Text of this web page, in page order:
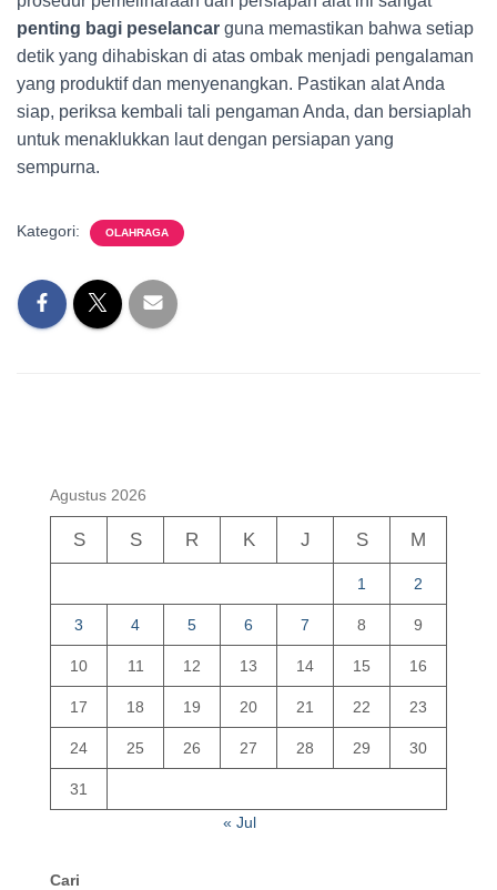
penting bagi peselancar guna memastikan bahwa setiap
detik yang dihabiskan di atas ombak menjadi pengalaman
yang produktif dan menyenangkan. Pastikan alat Anda
siap, periksa kembali tali pengaman Anda, dan bersiaplah
untuk menaklukkan laut dengan persiapan yang
sempurna.
Kategori: OLAHRAGA
Agustus 2026
S S R K J S M
1 2
3 4 5 6 7 8 9
10 11 12 13 14 15 16
17 18 19 20 21 22 23
24 25 26 27 28 29 30
31
« Jul
Cari